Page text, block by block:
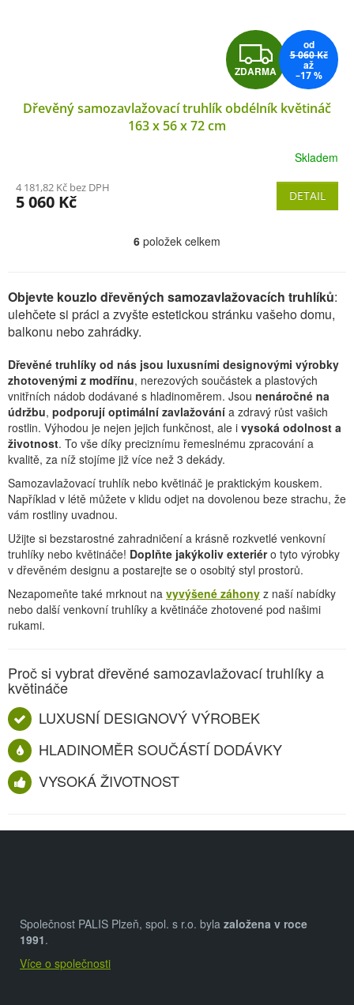
Z
D
A
M
A
ZDARMA
od
5 060 Kč
až
–17 %
Dřevěný samozavlažovací truhlík obdélník květináč
163 x 56 x 72 cm
Skladem
4 181,82 Kč bez DPH
5 060 Kč DETAIL
O
l
á
c
í
p
r
v
k
y
ý
p
i
s
u
6 položek celkem
Objevte kouzlo dřevěných samozavlažovacích truhlíků:
ulehčete si práci a zvyšte estetickou stránku vašeho domu,
balkonu nebo zahrádky.
Dřevěné truhlíky od nás jsou luxusními designovými výrobky
zhotovenými z modřínu, nerezových součástek a plastových
vnitřních nádob dodávané s hladinoměrem. Jsou nenáročné na
údržbu, podporují optimální zavlažování a zdravý růst vašich
rostlin. Výhodou je nejen jejich funkčnost, ale i vysoká odolnost a
životnost. To vše díky preciznímu řemeslnému zpracování a
kvalitě, za níž stojíme již více než 3 dekády.
Samozavlažovací truhlík nebo květináč je praktickým kouskem.
Například v létě můžete v klidu odjet na dovolenou beze strachu, že
vám rostliny uvadnou.
Užijte si bezstarostné zahradničení a krásně rozkvetlé venkovní
truhlíky nebo květináče! Doplňte jakýkoliv exteriéro tyto výrobky
v dřevěném designu a postarejte se o osobitý styl prostorů.
Nezapomeňte také mrknout na vyvýšené záhony z naší nabídky
nebo další venkovní truhlíky a květináče zhotovené pod našimi
rukami.
Proč si vybrat dřevěné samozavlažovací truhlíky a
květináče
LUXUSNÍ DESIGNOVÝ VÝROBEK
HLADINOMĚR SOUČÁSTÍ DODÁVKY
VYSOKÁ ŽIVOTNOST
Společnost PALIS Plzeň, spol. s r.o. byla založena v roce
1991.
Více o společnosti